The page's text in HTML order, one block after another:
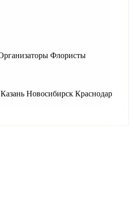
Флористы
Казань Новосибирск Краснодар